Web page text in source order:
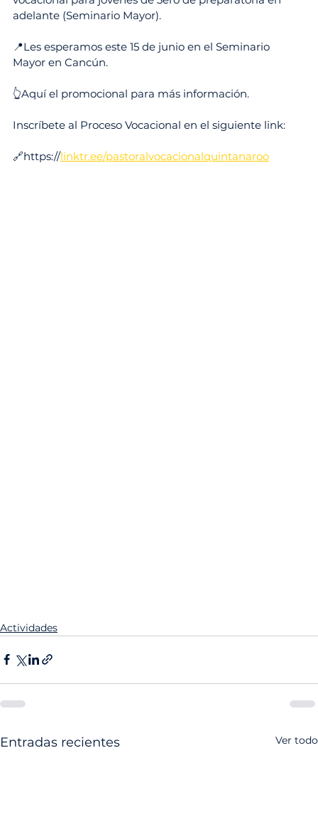
adelante (Seminario Mayor).
📍Les esperamos este 15 de junio en el Seminario
Mayor en Cancún.
👆Aquí el promocional para más información.
Inscríbete al Proceso Vocacional en el siguiente link:
🔗https://linktr.ee/pastoralvocacionalquintanaroo
Actividades
Entradas recientes Ver todo